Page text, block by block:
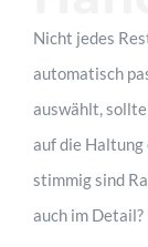
Nicht jedes
automatisch
auswählt,
auf die Haltung
stimmig sind
auch im Detail?